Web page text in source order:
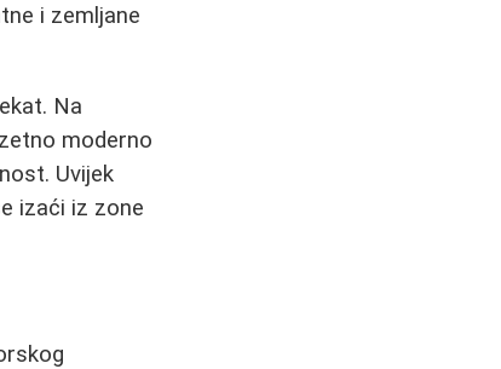
i zemljane
Na
moderno
Uvijek
izaći iz zone